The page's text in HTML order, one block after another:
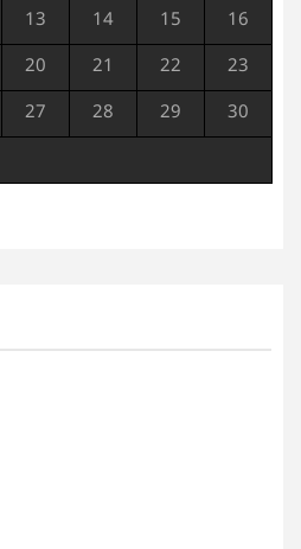
13 14 15 16
20 21 22 23
27 28 29 30